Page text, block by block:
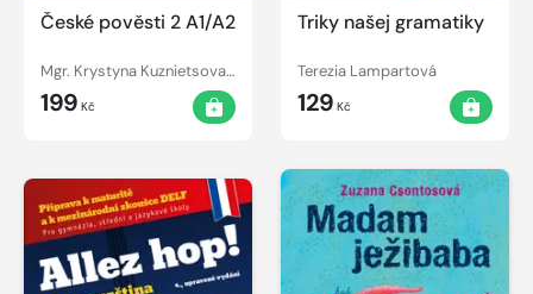
České pověsti 2 A1/A2
Mgr. Krystyna Kuznietsova Ph.D., Martina Drijverová
199 Kč
Triky našej gramatiky
Terezia Lampartová
129 Kč